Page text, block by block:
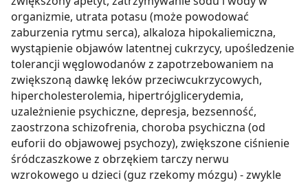
organizmie, utrata potasu (może powodować
zaburzenia rytmu serca), alkaloza hipokaliemiczna,
wystąpienie objawów latentnej cukrzycy, upośledzenie
tolerancji węglowodanów z zapotrzebowaniem na
zwiększoną dawkę leków przeciwcukrzycowych,
hipercholesterolemia, hipertrójglicerydemia,
uzależnienie psychiczne, depresja, bezsenność,
zaostrzona schizofrenia, choroba psychiczna (od
euforii do objawowej psychozy), zwiększone ciśnienie
śródczaszkowe z obrzękiem tarczy nerwu
wzrokowego u dzieci (guz rzekomy mózgu) - zwykle